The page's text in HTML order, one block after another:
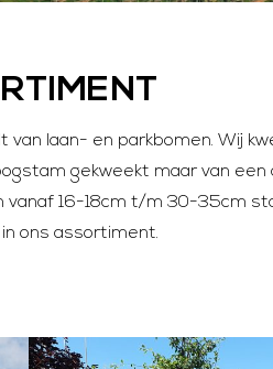
laan- en parkbomen. Wij
gekweekt maar van een
16-18cm t/m 30-35cm
in ons assortiment.